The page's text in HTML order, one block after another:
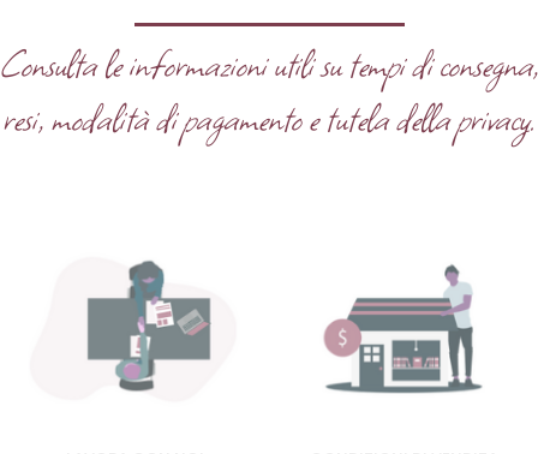
Consulta le informazioni utili su tempi di consegna,
resi, modalità di pagamento e tutela della privacy.